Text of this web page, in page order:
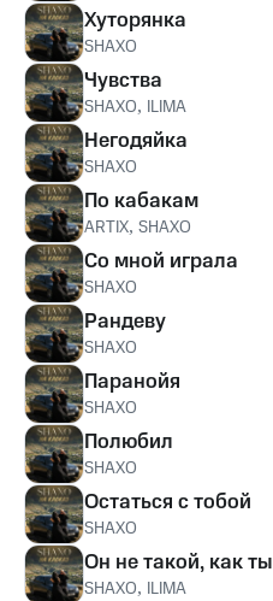
Хуторянка
SHAXO
Чувства
SHAXO, ILIMA
Негодяйка
SHAXO
По кабакам
ARTIX, SHAXO
Со мной играла
SHAXO
Рандеву
SHAXO
Паранойя
SHAXO
Полюбил
SHAXO
Остаться с тобой
SHAXO
Он не такой, как ты
SHAXO, ILIMA